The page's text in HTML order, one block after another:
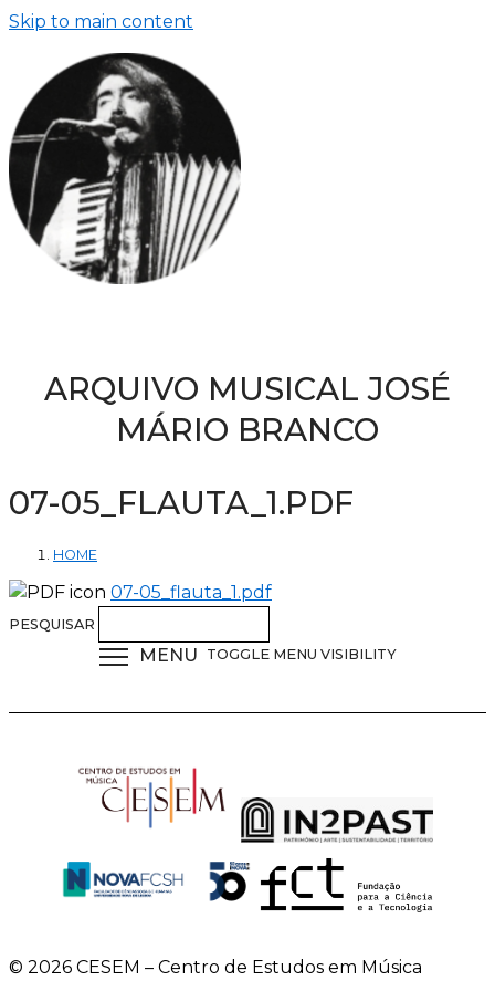
Skip to main content
ARQUIVO MUSICAL JOSÉ
MÁRIO BRANCO
07-05_FLAUTA_1.PDF
HOME
07-05_flauta_1.pdf
PESQUISAR
MENU TOGGLE MENU VISIBILITY
© 2026 CESEM – Centro de Estudos em Música